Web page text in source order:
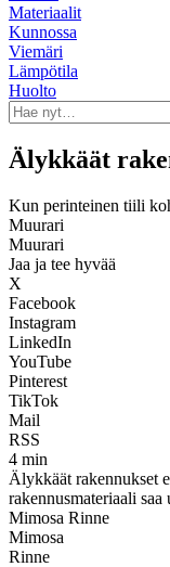
Materiaalit
Kunnossa
Viemäri
Lämpötila
Huolto
Älykkäät
Kun perinteinen tiili
Muurari
Muurari
Jaa ja tee hyvää
X
Facebook
Instagram
LinkedIn
YouTube
Pinterest
TikTok
Mail
RSS
4 min
Älykkäät rakennukset
rakennusmateriaali
Mimosa Rinne
Mimosa
Rinne